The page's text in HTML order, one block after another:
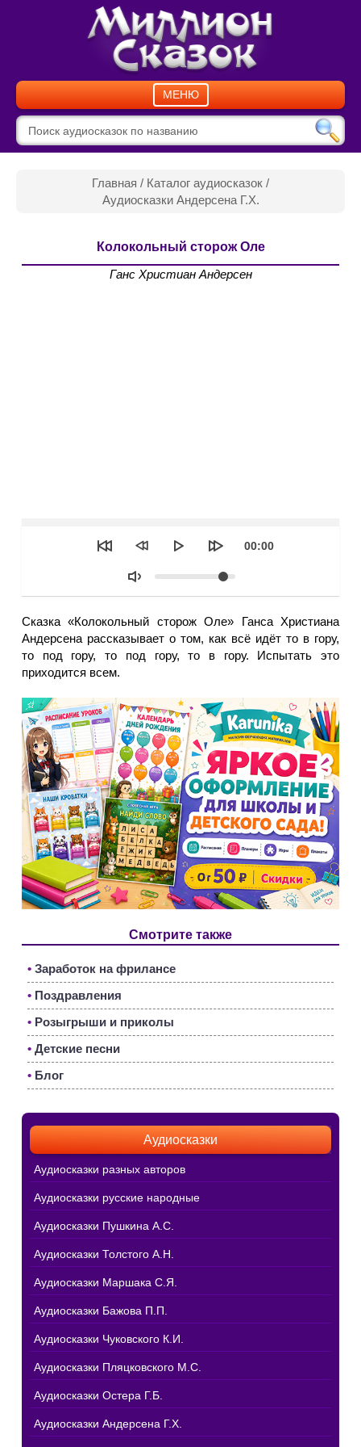
МЕНЮ
Главная / Каталог аудиосказок /
Аудиосказки Андерсена Г.Х.
Колокольный сторож Оле
Ганс Христиан Андерсен
Текущее
00:00
Объем
Сказка «Колокольный сторож Оле» Ганса Христиана
Андерсена рассказывает о том, как всё идёт то в гору,
то под гору, то под гору, то в гору. Испытать это
приходится всем.
Смотрите также
• Заработок на фрилансе
• Поздравления
• Розыгрыши и приколы
• Детские песни
• Блог
Аудиосказки
Аудиосказки разных авторов
Аудиосказки русские народные
Аудиосказки Пушкина А.С.
Аудиосказки Толстого А.Н.
Аудиосказки Маршака С.Я.
Аудиосказки Бажова П.П.
Аудиосказки Чуковского К.И.
Аудиосказки Пляцковского М.С.
Аудиосказки Остера Г.Б.
Аудиосказки Андерсена Г.Х.